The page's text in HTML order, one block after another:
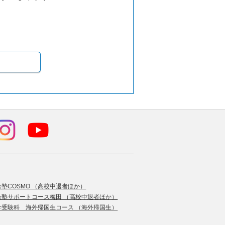
COSMO （高校中退者ほか）
塾サポートコース梅田 （高校中退者ほか）
受験科 海外帰国生コース （海外帰国生）